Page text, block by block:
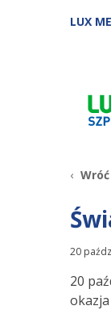
LUX
Wróć
20
20